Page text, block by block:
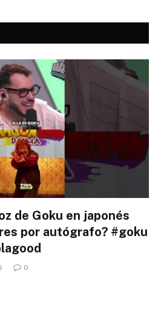
de Goku en japonés
por autógrafo? #goku
0